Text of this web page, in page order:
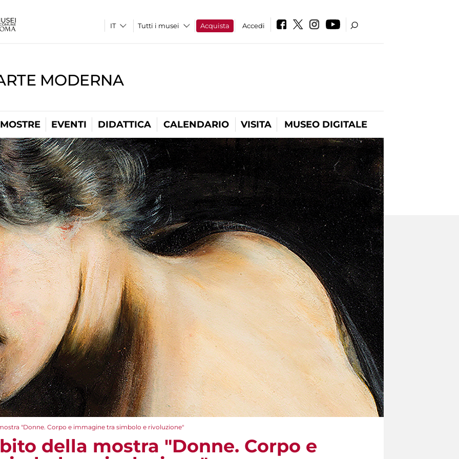
Tutti i musei Acquista Accedi
MODERNA
MOSTRE EVENTI DIDATTICA CALENDARIO VISITA MUSEO DIGITALE
"Donne. Corpo e immagine tra simbolo e rivoluzione"
della mostra "Donne. Corpo e